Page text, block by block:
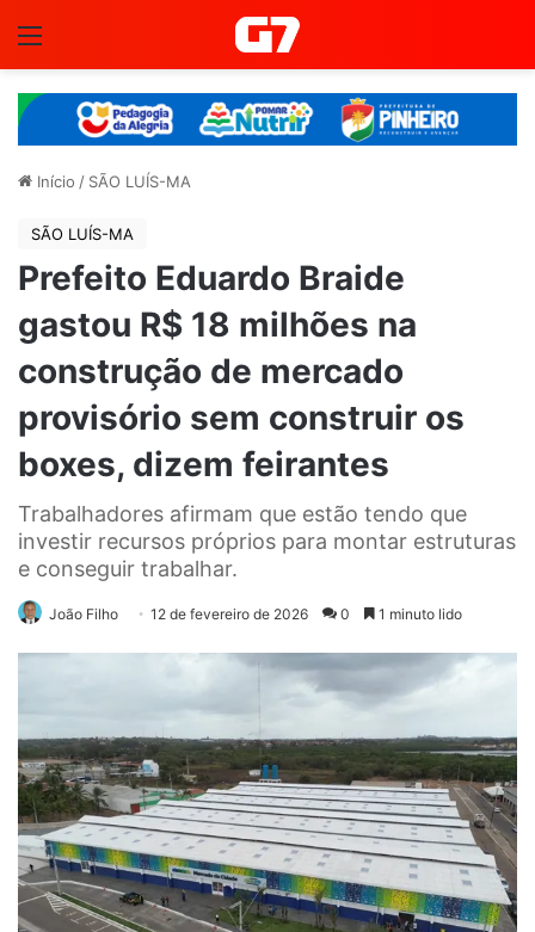
Início / SÃO LUÍS-MA
SÃO LUÍS-MA
Prefeito Eduardo Braide
gastou R$ 18 milhões na
construção de mercado
provisório sem construir os
boxes, dizem feirantes
Trabalhadores afirmam que estão tendo que
investir recursos próprios para montar estruturas
e conseguir trabalhar.
João Filho 12 de fevereiro de 2026 0 1 minuto lido